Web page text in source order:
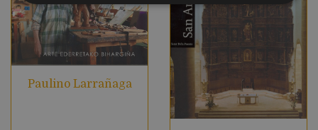
Paulino Larrañaga